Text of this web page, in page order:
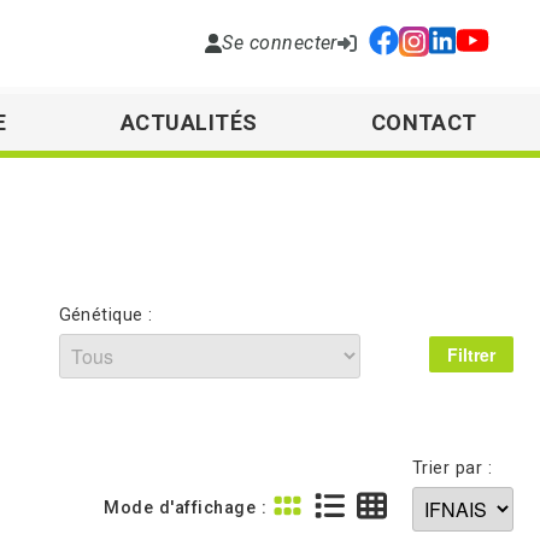
Se connecter
ACTUALITÉS CONTACT
Génétique :
Mode d'affichage :
Trier par :